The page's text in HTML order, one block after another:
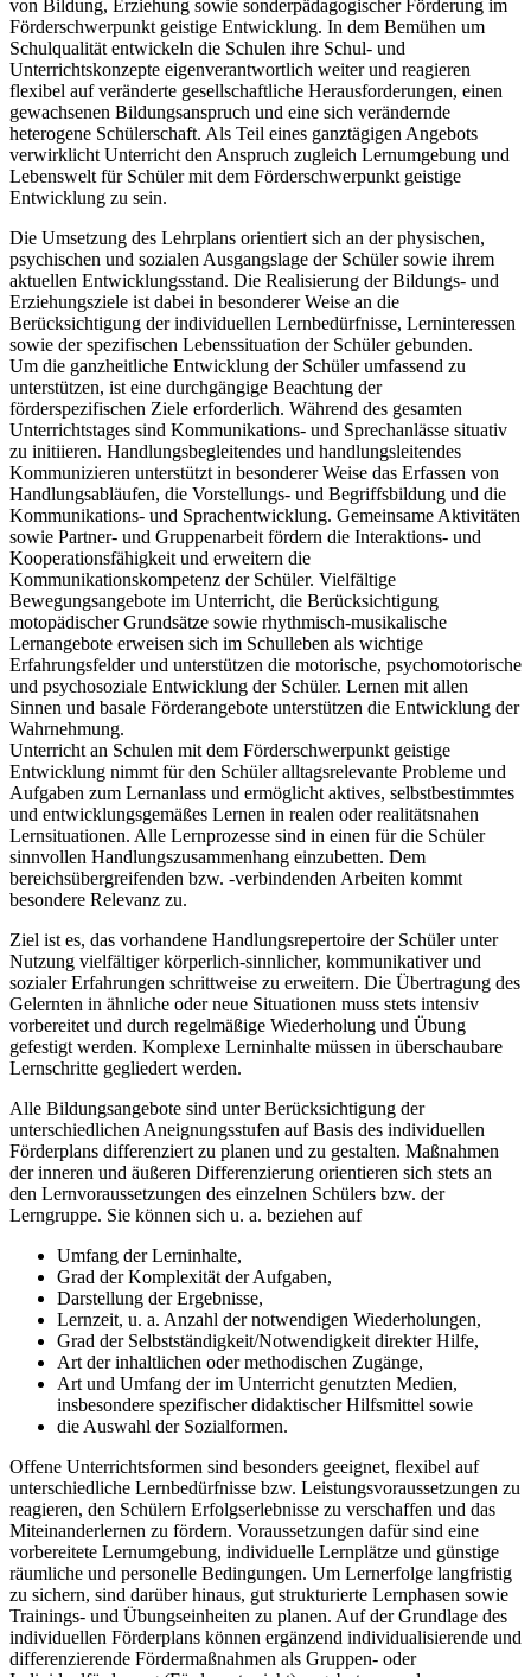
von Bildung, Erziehung sowie sonderpädagogischer Förderung im
Förderschwerpunkt geistige Entwicklung. In dem Bemühen um
Schulqualität entwickeln die Schulen ihre Schul- und
Unterrichtskonzepte eigenverantwortlich weiter und reagieren
flexibel auf veränderte gesellschaftliche Herausforderungen, einen
gewachsenen Bildungsanspruch und eine sich verändernde
heterogene Schülerschaft. Als Teil eines ganztägigen Angebots
verwirklicht Unterricht den Anspruch zugleich Lernumgebung und
Lebenswelt für Schüler mit dem Förderschwerpunkt geistige
Entwicklung zu sein.
Die Umsetzung des Lehrplans orientiert sich an der physischen,
psychischen und sozialen Ausgangslage der Schüler sowie ihrem
aktuellen Entwicklungsstand. Die Realisierung der Bildungs- und
Erziehungsziele ist dabei in besonderer Weise an die
Berücksichtigung der individuellen Lernbedürfnisse, Lerninteressen
sowie der spezifischen Lebenssituation der Schüler gebunden.
Um die ganzheitliche Entwicklung der Schüler umfassend zu
unterstützen, ist eine durchgängige Beachtung der
förderspezifischen Ziele erforderlich. Während des gesamten
Unterrichtstages sind Kommunikations- und Sprechanlässe situativ
zu initiieren. Handlungsbegleitendes und handlungsleitendes
Kommunizieren unterstützt in besonderer Weise das Erfassen von
Handlungsabläufen, die Vorstellungs- und Begriffsbildung und die
Kommunikations- und Sprachentwicklung. Gemeinsame Aktivitäten
sowie Partner- und Gruppenarbeit fördern die Interaktions- und
Kooperationsfähigkeit und erweitern die
Kommunikationskompetenz der Schüler. Vielfältige
Bewegungsangebote im Unterricht, die Berücksichtigung
motopädischer Grundsätze sowie rhythmisch-musikalische
Lernangebote erweisen sich im Schulleben als wichtige
Erfahrungsfelder und unterstützen die motorische, psychomotorische
und psychosoziale Entwicklung der Schüler. Lernen mit allen
Sinnen und basale Förderangebote unterstützen die Entwicklung der
Wahrnehmung.
Unterricht an Schulen mit dem Förderschwerpunkt geistige
Entwicklung nimmt für den Schüler alltagsrelevante Probleme und
Aufgaben zum Lernanlass und ermöglicht aktives, selbstbestimmtes
und entwicklungsgemäßes Lernen in realen oder realitätsnahen
Lernsituationen. Alle Lernprozesse sind in einen für die Schüler
sinnvollen Handlungszusammenhang einzubetten. Dem
bereichsübergreifenden bzw. -verbindenden Arbeiten kommt
besondere Relevanz zu.
Ziel ist es, das vorhandene Handlungsrepertoire der Schüler unter
Nutzung vielfältiger körperlich-sinnlicher, kommunikativer und
sozialer Erfahrungen schrittweise zu erweitern. Die Übertragung des
Gelernten in ähnliche oder neue Situationen muss stets intensiv
vorbereitet und durch regelmäßige Wiederholung und Übung
gefestigt werden. Komplexe Lerninhalte müssen in überschaubare
Lernschritte gegliedert werden.
Alle Bildungsangebote sind unter Berücksichtigung der
unterschiedlichen Aneignungsstufen auf Basis des individuellen
Förderplans differenziert zu planen und zu gestalten. Maßnahmen
der inneren und äußeren Differenzierung orientieren sich stets an
den Lernvoraussetzungen des einzelnen Schülers bzw. der
Lerngruppe. Sie können sich u. a. beziehen auf
Umfang der Lerninhalte,
Grad der Komplexität der Aufgaben,
Darstellung der Ergebnisse,
Lernzeit, u. a. Anzahl der notwendigen Wiederholungen,
Grad der Selbstständigkeit/Notwendigkeit direkter Hilfe,
Art der inhaltlichen oder methodischen Zugänge,
Art und Umfang der im Unterricht genutzten Medien,
insbesondere spezifischer didaktischer Hilfsmittel sowie
die Auswahl der Sozialformen.
Offene Unterrichtsformen sind besonders geeignet, flexibel auf
unterschiedliche Lernbedürfnisse bzw. Leistungsvoraussetzungen zu
reagieren, den Schülern Erfolgserlebnisse zu verschaffen und das
Miteinanderlernen zu fördern. Voraussetzungen dafür sind eine
vorbereitete Lernumgebung, individuelle Lernplätze und günstige
räumliche und personelle Bedingungen. Um Lernerfolge langfristig
zu sichern, sind darüber hinaus, gut strukturierte Lernphasen sowie
Trainings- und Übungseinheiten zu planen. Auf der Grundlage des
individuellen Förderplans können ergänzend individualisierende und
differenzierende Fördermaßnahmen als Gruppen- oder